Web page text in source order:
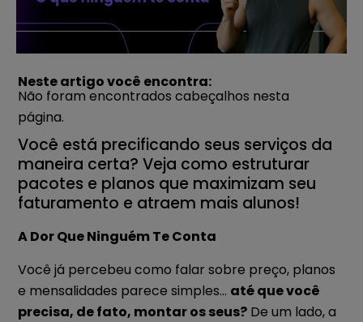
Neste artigo você encontra:
Não foram encontrados cabeçalhos nesta
página.
Você está precificando seus serviços da
maneira certa? Veja como estruturar
pacotes e planos que maximizam seu
faturamento e atraem mais alunos!
A Dor Que Ninguém Te Conta
Você já percebeu como falar sobre preço, planos
e mensalidades parece simples… até que você
precisa, de fato, montar os seus? De um lado, a